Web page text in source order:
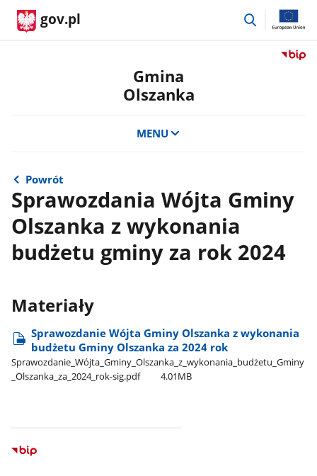
gov.pl
przejdź
Przejdź
Gmina
Olszanka
MENU
Powrót
Sprawozdania Wójta Gminy
Olszanka z wykonania
budżetu gminy za rok 2024
Materiały
Sprawozdanie Wójta Gminy Olszanka z wykonania
budżetu Gminy Olszanka za 2024 rok
Sprawozdanie​_Wójta​_Gminy​_Olszanka​_z​_wykonania​_budżetu​_Gminy​
_Olszanka​_za​_2024​_rok-sig.pdf
4.01MB